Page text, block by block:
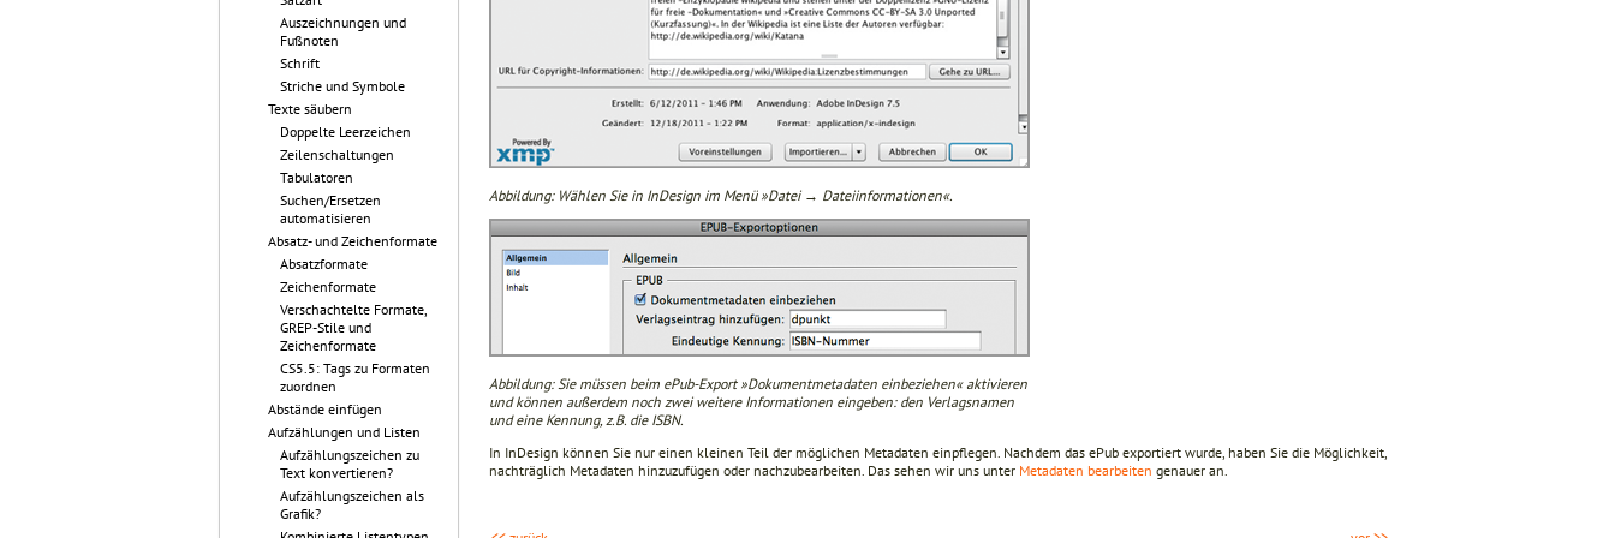
Auszeichnungen und
Fußnoten
Schrift
Striche und Symbole
Texte säubern
Doppelte Leerzeichen
Zeilenschaltungen
Tabulatoren
Suchen/Ersetzen
automatisieren
Absatz- und Zeichenformate
Absatzformate
Zeichenformate
Verschachtelte Formate,
GREP-Stile und
Zeichenformate
CS5.5: Tags zu Formaten
zuordnen
Abstände einfügen
Aufzählungen und Listen
Aufzählungszeichen zu
Text konvertieren?
Aufzählungszeichen als
Grafik?
Abbildung: Wählen Sie in InDesign im Menü »Datei → Dateiinformationen«.
Abbildung: Sie müssen beim ePub-Export »Dokumentmetadaten einbeziehen« aktivieren
und können außerdem noch zwei weitere Informationen eingeben: den Verlagsnamen
und eine Kennung, z.B. die ISBN.
In InDesign können Sie nur einen kleinen Teil der möglichen Metadaten einpflegen. Nachdem das ePub exportiert wurde, haben Sie die Möglichkeit,
nachträglich Metadaten hinzuzufügen oder nachzubearbeiten. Das sehen wir uns unter Metadaten bearbeiten genauer an.